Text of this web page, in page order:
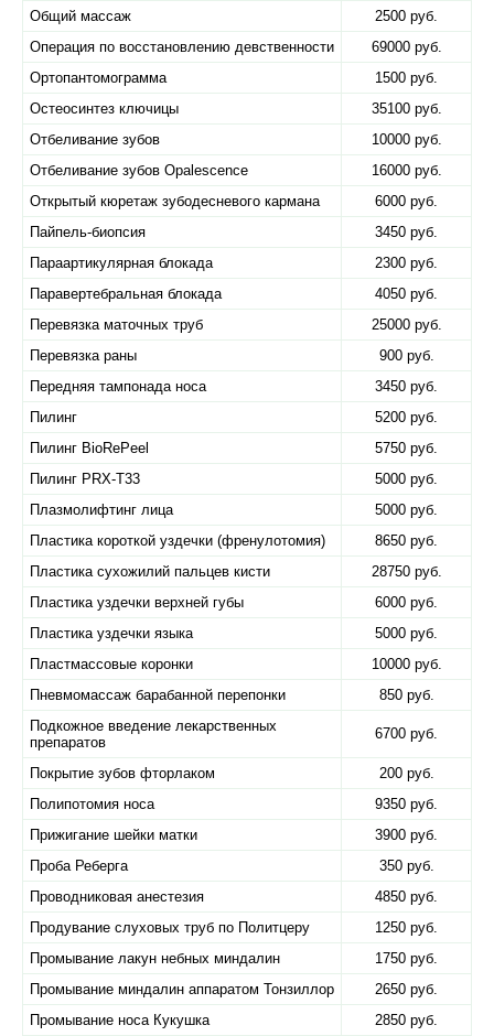
Общий массаж
2500 руб.
Операция по восстановлению девственности
69000 руб.
Ортопантомограмма
1500 руб.
Остеосинтез ключицы
35100 руб.
Отбеливание зубов
10000 руб.
Отбеливание зубов Оpalescence
16000 руб.
Открытый кюретаж зубодесневого кармана
6000 руб.
Пайпель-биопсия
3450 руб.
Параартикулярная блокада
2300 руб.
Паравертебральная блокада
4050 руб.
Перевязка маточных труб
25000 руб.
Перевязка раны
900 руб.
Передняя тампонада носа
3450 руб.
Пилинг
5200 руб.
Пилинг BioRePeel
5750 руб.
Пилинг PRX-T33
5000 руб.
Плазмолифтинг лица
5000 руб.
Пластика короткой уздечки (френулотомия)
8650 руб.
Пластика сухожилий пальцев кисти
28750 руб.
Пластика уздечки верхней губы
6000 руб.
Пластика уздечки языка
5000 руб.
Пластмассовые коронки
10000 руб.
Пневмомассаж барабанной перепонки
850 руб.
Подкожное введение лекарственных
препаратов
6700 руб.
Покрытие зубов фторлаком
200 руб.
Полипотомия носа
9350 руб.
Прижигание шейки матки
3900 руб.
Проба Реберга
350 руб.
Проводниковая анестезия
4850 руб.
Продувание слуховых труб по Политцеру
1250 руб.
Промывание лакун небных миндалин
1750 руб.
Промывание миндалин аппаратом Тонзиллор
2650 руб.
Промывание носа Кукушка
2850 руб.